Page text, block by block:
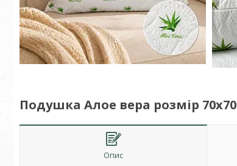
Подушка Алое вера розмір 70х70
Опис